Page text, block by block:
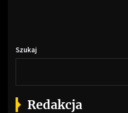
Szukaj
Redakcja